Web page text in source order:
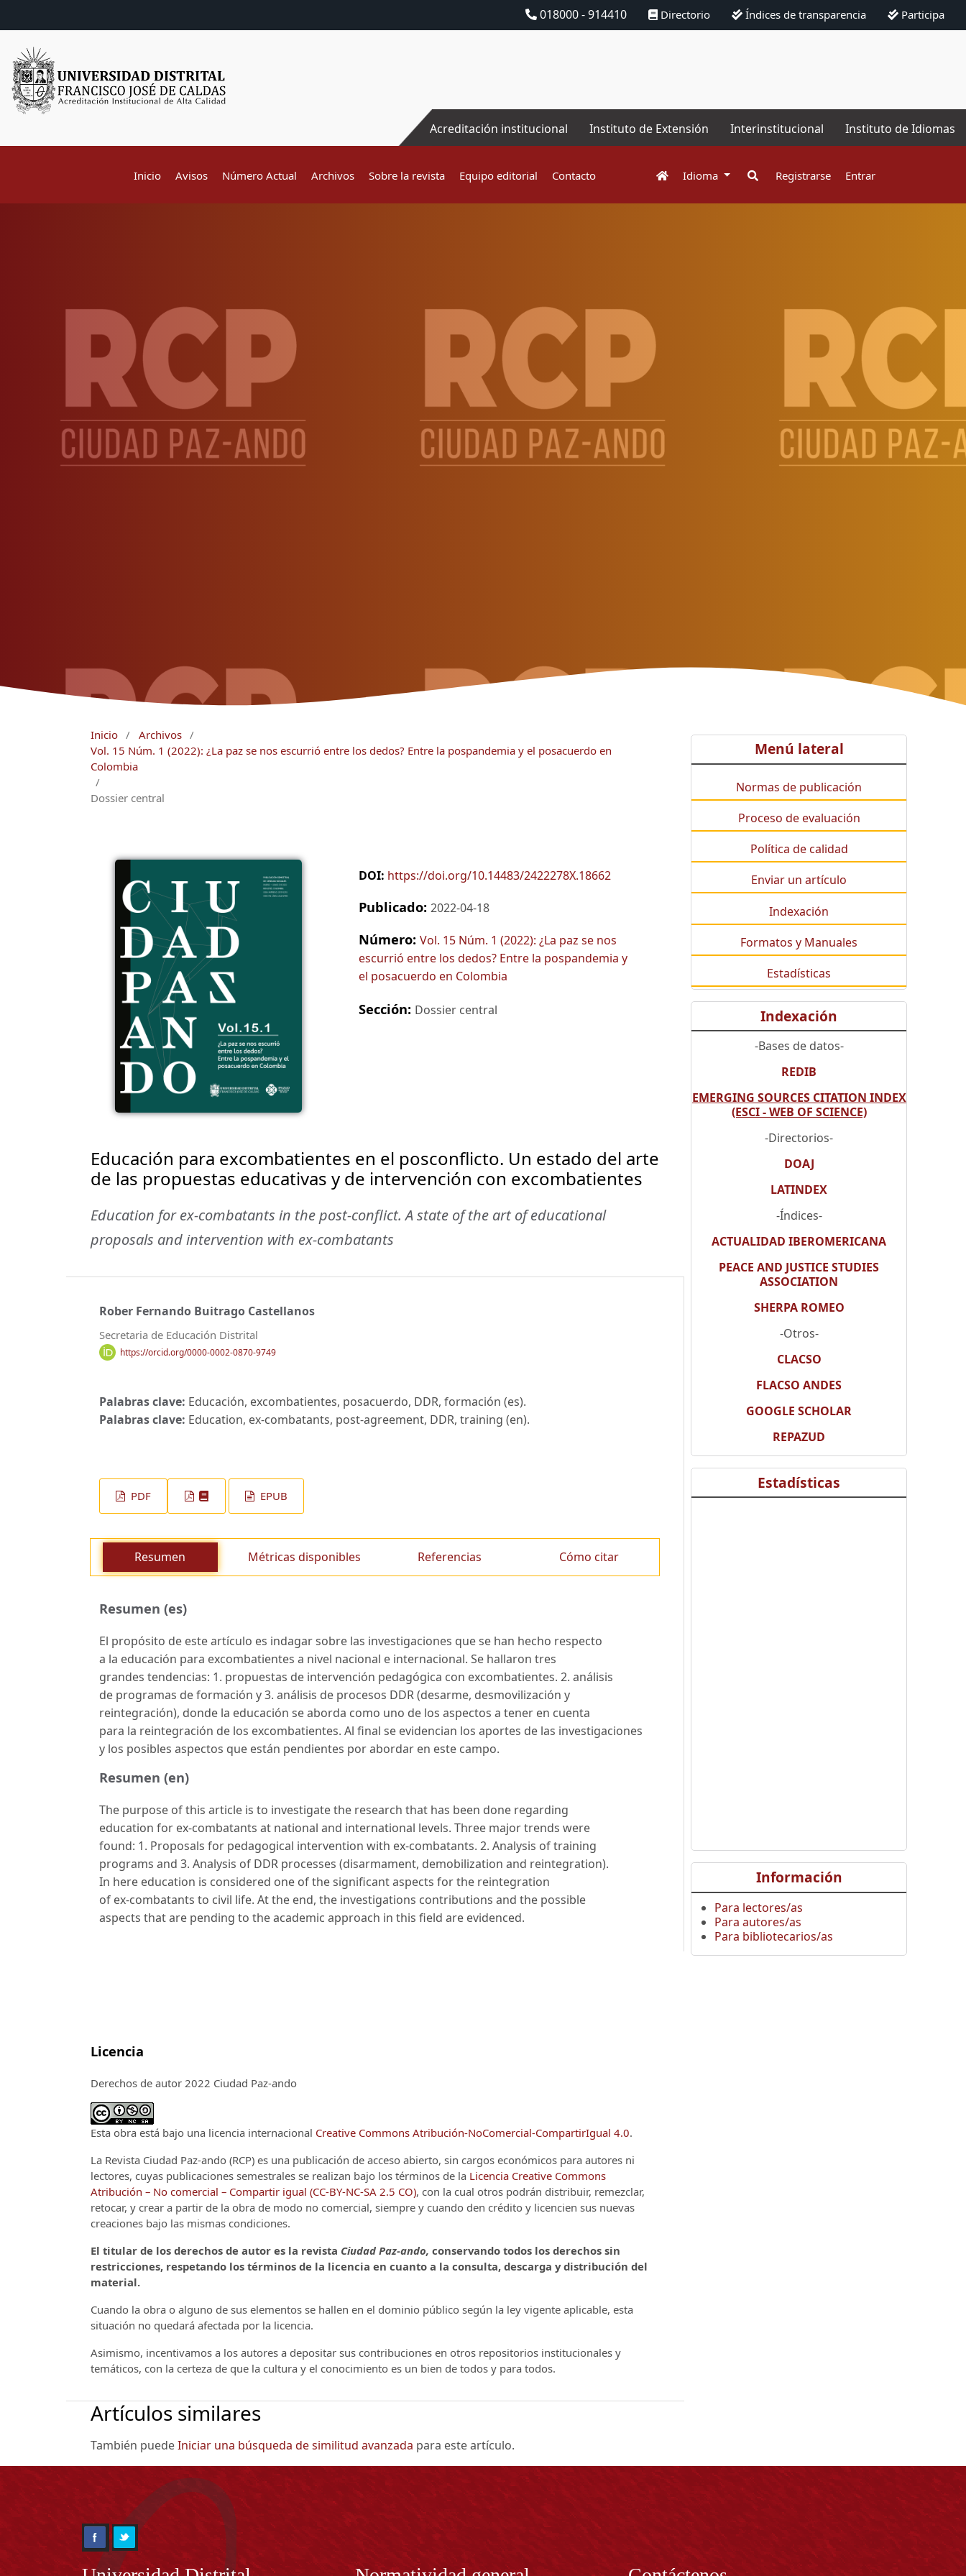
018000 - 914410 Directorio Índices de transparencia Participa
Acreditación institucional Instituto de Extensión Interinstitucional Instituto de Idiomas
Inicio Avisos Número Actual Archivos Sobre la revista Equipo editorial Contacto Idioma Registrarse Entrar
Inicio / Archivos /
Vol. 15 Núm. 1 (2022): ¿La paz se nos escurrió entre los dedos? Entre la pospandemia y el posacuerdo en
Colombia
/
Dossier central
DOI: https://doi.org/10.14483/2422278X.18662
Publicado: 2022-04-18
Número: Vol. 15 Núm. 1 (2022): ¿La paz se nos
escurrió entre los dedos? Entre la pospandemia y
el posacuerdo en Colombia
Sección: Dossier central
Educación para excombatientes en el posconflicto. Un estado del arte
de las propuestas educativas y de intervención con excombatientes
Education for ex-combatants in the post-conflict. A state of the art of educational
proposals and intervention with ex-combatants
Rober Fernando Buitrago Castellanos
Secretaria de Educación Distrital
https://orcid.org/0000-0002-0870-9749
Palabras clave: Educación, excombatientes, posacuerdo, DDR, formación (es).
Palabras clave: Education, ex-combatants, post-agreement, DDR, training (en).
PDF EPUB
Resumen Métricas disponibles Referencias Cómo citar
Resumen (es)
El propósito de este artículo es indagar sobre las investigaciones que se han hecho respecto
a la educación para excombatientes a nivel nacional e internacional. Se hallaron tres
grandes tendencias: 1. propuestas de intervención pedagógica con excombatientes. 2. análisis
de programas de formación y 3. análisis de procesos DDR (desarme, desmovilización y
reintegración), donde la educación se aborda como uno de los aspectos a tener en cuenta
para la reintegración de los excombatientes. Al final se evidencian los aportes de las investigaciones
y los posibles aspectos que están pendientes por abordar en este campo.
Resumen (en)
The purpose of this article is to investigate the research that has been done regarding
education for ex-combatants at national and international levels. Three major trends were
found: 1. Proposals for pedagogical intervention with ex-combatants. 2. Analysis of training
programs and 3. Analysis of DDR processes (disarmament, demobilization and reintegration).
In here education is considered one of the significant aspects for the reintegration
of ex-combatants to civil life. At the end, the investigations contributions and the possible
aspects that are pending to the academic approach in this field are evidenced.
Licencia
Derechos de autor 2022 Ciudad Paz-ando
Esta obra está bajo una licencia internacional Creative Commons Atribución-NoComercial-CompartirIgual 4.0.
La Revista Ciudad Paz-ando (RCP) es una publicación de acceso abierto, sin cargos económicos para autores ni
lectores, cuyas publicaciones semestrales se realizan bajo los términos de la Licencia Creative Commons
Atribución – No comercial – Compartir igual (CC-BY-NC-SA 2.5 CO), con la cual otros podrán distribuir, remezclar,
retocar, y crear a partir de la obra de modo no comercial, siempre y cuando den crédito y licencien sus nuevas
creaciones bajo las mismas condiciones.
El titular de los derechos de autor es la revista Ciudad Paz-ando, conservando todos los derechos sin
restricciones, respetando los términos de la licencia en cuanto a la consulta, descarga y distribución del
material.
Cuando la obra o alguno de sus elementos se hallen en el dominio público según la ley vigente aplicable, esta
situación no quedará afectada por la licencia.
Asimismo, incentivamos a los autores a depositar sus contribuciones en otros repositorios institucionales y
temáticos, con la certeza de que la cultura y el conocimiento es un bien de todos y para todos.
Artículos similares
También puedeIniciar una búsqueda de similitud avanzada para este artículo.
Menú lateral
Normas de publicación
Proceso de evaluación
Política de calidad
Enviar un artículo
Indexación
Formatos y Manuales
Estadísticas
Indexación
-Bases de datos-
REDIB
EMERGING SOURCES CITATION INDEX
(ESCI - WEB OF SCIENCE)
-Directorios-
DOAJ
LATINDEX
-Índices-
ACTUALIDAD IBEROMERICANA
PEACE AND JUSTICE STUDIES
ASSOCIATION
SHERPA ROMEO
-Otros-
CLACSO
FLACSO ANDES
GOOGLE SCHOLAR
REPAZUD
Estadísticas
Información
Para lectores/as
Para autores/as
Para bibliotecarios/as